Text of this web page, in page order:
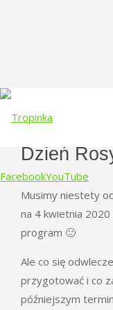
FacebookYouTube
Dzień
Musimy niestety
na 4 kwietnia
program 🙁
Ale co się
przygotować i co
późniejszym